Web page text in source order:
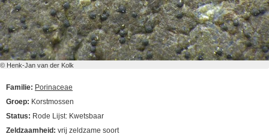
© Henk-Jan van der Kolk
Familie: Porinaceae
Groep: Korstmossen
Status: Rode Lijst: Kwetsbaar
Zeldzaamheid: vrij zeldzame soort